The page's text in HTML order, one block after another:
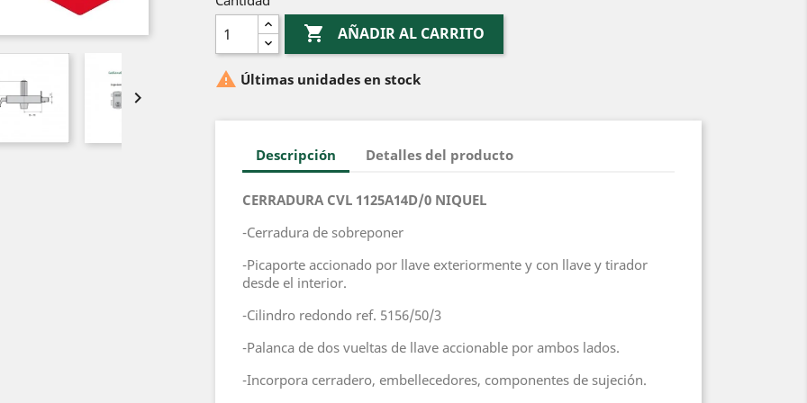

 AÑADIR AL CARRITO
 Últimas unidades en stock
Descripción Detalles del producto
CERRADURA CVL 1125A14D/0 NIQUEL
-Cerradura de sobreponer
-Picaporte accionado por llave exteriormente y con llave y tirador
desde el interior.
-Cilindro redondo ref. 5156/50/3
-Palanca de dos vueltas de llave accionable por ambos lados.
-Incorpora cerradero, embellecedores, componentes de sujeción.